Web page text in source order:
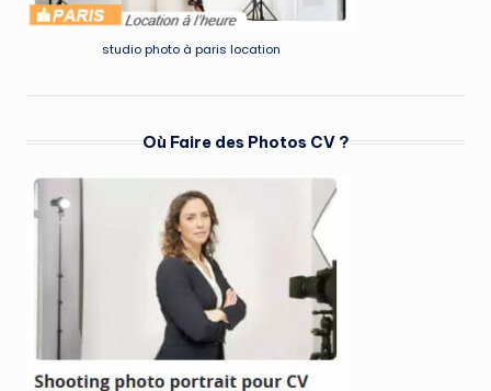
studio photo à paris location
Où Faire des Photos CV ?